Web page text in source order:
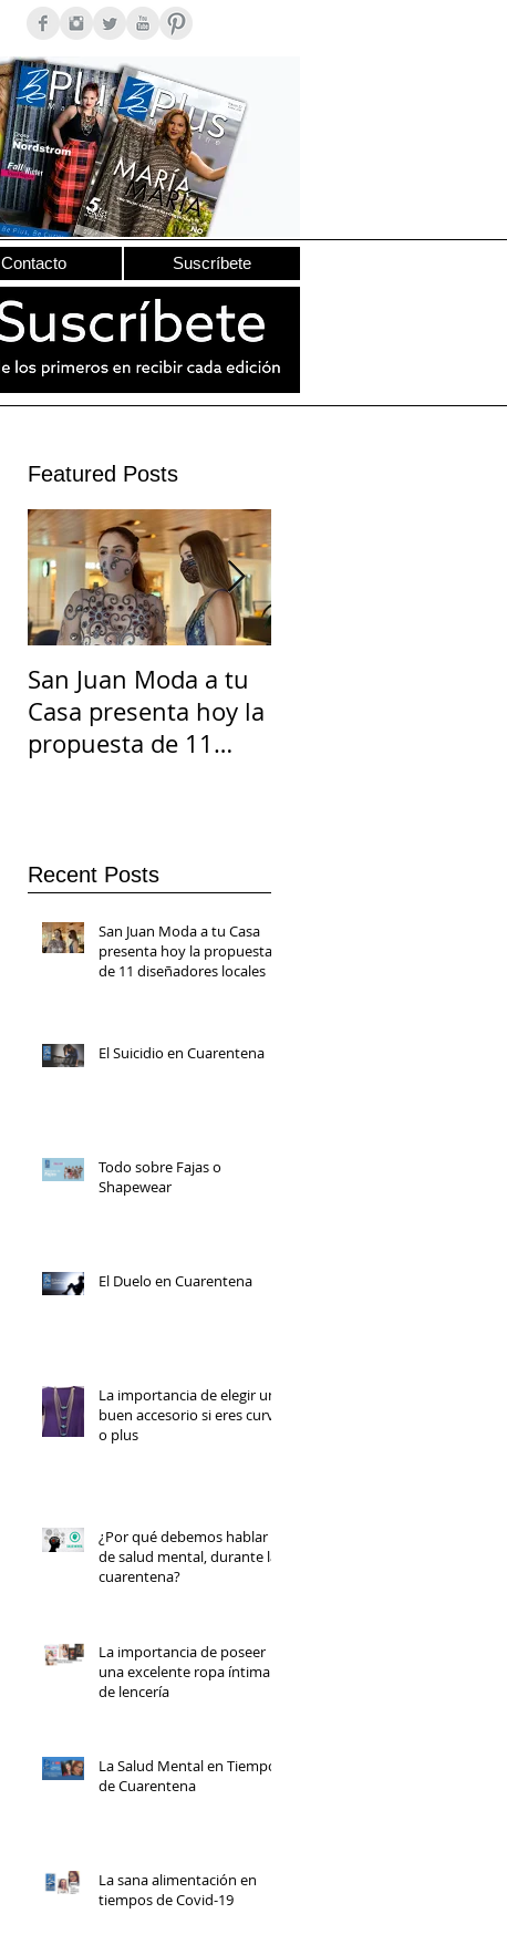
Contacto Suscríbete
San Juan Moda a tu Casa
presenta hoy la propuesta
de 11 diseñadores locales
El Suicidio en Cuarentena
Todo sobre Fajas o
Shapewear
El Duelo en Cuarentena
La importancia de elegir un
buen accesorio si eres curvy
o plus
¿Por qué debemos hablar
de salud mental, durante la
cuarentena?
La importancia de poseer
una excelente ropa íntima y
de lencería
La Salud Mental en Tiempos
de Cuarentena
La sana alimentación en
tiempos de Covid-19
Recent Posts
San Juan Moda a tu
Casa presenta hoy la
propuesta de 11
Featured Posts